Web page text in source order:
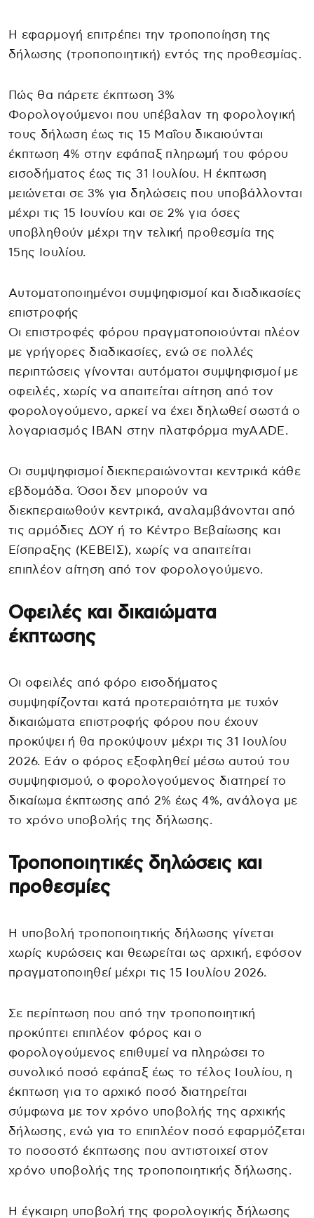
Η εφαρμογή επιτρέπει την τροποποίηση της
δήλωσης (τροποποιητική) εντός της προθεσμίας.
Πώς θα πάρετε έκπτωση 3%
Φορολογούμενοι που υπέβαλαν τη φορολογική
τους δήλωση έως τις 15 Μαΐου δικαιούνται
έκπτωση 4% στην εφάπαξ πληρωμή του φόρου
εισοδήματος έως τις 31 Ιουλίου. Η έκπτωση
μειώνεται σε 3% για δηλώσεις που υποβάλλονται
μέχρι τις 15 Ιουνίου και σε 2% για όσες
υποβληθούν μέχρι την τελική προθεσμία της
15ης Ιουλίου.
Αυτοματοποιημένοι συμψηφισμοί και διαδικασίες
επιστροφής
Οι επιστροφές φόρου πραγματοποιούνται πλέον
με γρήγορες διαδικασίες, ενώ σε πολλές
περιπτώσεις γίνονται αυτόματοι συμψηφισμοί με
οφειλές, χωρίς να απαιτείται αίτηση από τον
φορολογούμενο, αρκεί να έχει δηλωθεί σωστά ο
λογαριασμός IBAN στην πλατφόρμα myAADE.
Οι συμψηφισμοί διεκπεραιώνονται κεντρικά κάθε
εβδομάδα. Όσοι δεν μπορούν να
διεκπεραιωθούν κεντρικά, αναλαμβάνονται από
τις αρμόδιες ΔΟΥ ή το Κέντρο Βεβαίωσης και
Είσπραξης (ΚΕΒΕΙΣ), χωρίς να απαιτείται
επιπλέον αίτηση από τον φορολογούμενο.
Οφειλές και δικαιώματα
έκπτωσης
Οι οφειλές από φόρο εισοδήματος
συμψηφίζονται κατά προτεραιότητα με τυχόν
δικαιώματα επιστροφής φόρου που έχουν
προκύψει ή θα προκύψουν μέχρι τις 31 Ιουλίου
2026. Εάν ο φόρος εξοφληθεί μέσω αυτού του
συμψηφισμού, ο φορολογούμενος διατηρεί το
δικαίωμα έκπτωσης από 2% έως 4%, ανάλογα με
το χρόνο υποβολής της δήλωσης.
Τροποποιητικές δηλώσεις και
προθεσμίες
Η υποβολή τροποποιητικής δήλωσης γίνεται
χωρίς κυρώσεις και θεωρείται ως αρχική, εφόσον
πραγματοποιηθεί μέχρι τις 15 Ιουλίου 2026.
Σε περίπτωση που από την τροποποιητική
προκύπτει επιπλέον φόρος και ο
φορολογούμενος επιθυμεί να πληρώσει το
συνολικό ποσό εφάπαξ έως το τέλος Ιουλίου, η
έκπτωση για το αρχικό ποσό διατηρείται
σύμφωνα με τον χρόνο υποβολής της αρχικής
δήλωσης, ενώ για το επιπλέον ποσό εφαρμόζεται
το ποσοστό έκπτωσης που αντιστοιχεί στον
χρόνο υποβολής της τροποποιητικής δήλωσης.
Η έγκαιρη υποβολή της φορολογικής δήλωσης